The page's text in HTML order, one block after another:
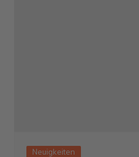
Neuigkeiten